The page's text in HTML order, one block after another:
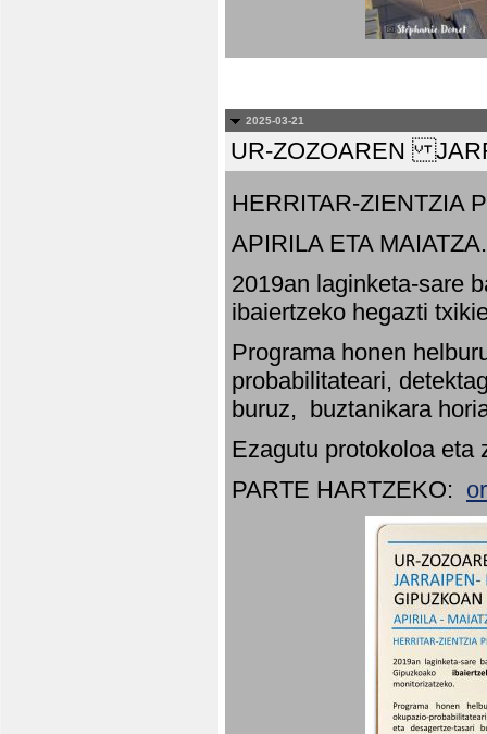
2025-03-21
UR-ZOZOAREN
HERRITAR-ZIENTZIA
APIRILA ETA MAIATZA.
2019an laginketa-sare
ibaiertzeko hegazti
Programa honen
probabilitateari,
buruz, buztanikara
Ezagutu protokoloa eta
PARTE HARTZEKO: